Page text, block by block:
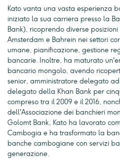
Kato vanta una vasta esperienza
iniziato la sua carriera presso la
Bank), ricoprendo diverse posizioni
Amsterdam e Bahrein nei settori
umane, pianificazione, gestione
bancarie. Inoltre, ha maturato
bancario mongolo, avendo
senior, amministratore delegato
delegato della Khan Bank per
compreso tra il 2009 e il 2016,
dell'Associazione dei banchieri
Golomt Bank, Kato ha lavorato
Cambogia e ha trasformato la
banche cambogiane con servizi
generazione.